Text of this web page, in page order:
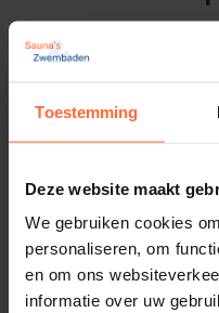
Toestemming
Deze website maakt
We gebruiken cookies
personaliseren, om
en om ons
informatie over uw
Behncke.
Maar evt ook op alle